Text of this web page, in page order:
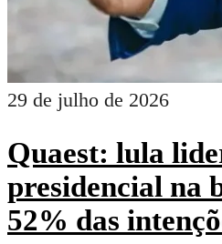
29 de julho de 2026
Quaest: lula
presidencial na
52% das